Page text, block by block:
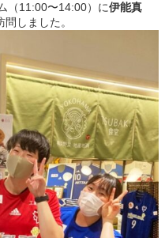
（11:00〜14:00）に伊能真
しました。